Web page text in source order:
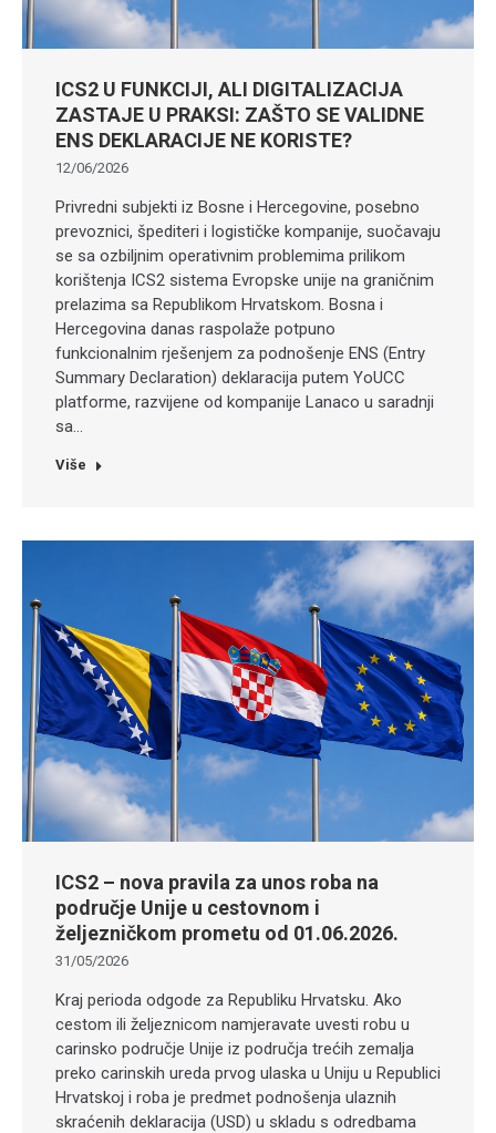
ICS2 U FUNKCIJI, ALI DIGITALIZACIJA
ZASTAJE U PRAKSI: ZAŠTO SE VALIDNE
ENS DEKLARACIJE NE KORISTE?
12/06/2026
Privredni subjekti iz Bosne i Hercegovine, posebno
prevoznici, špediteri i logističke kompanije, suočavaju
se sa ozbiljnim operativnim problemima prilikom
korištenja ICS2 sistema Evropske unije na graničnim
prelazima sa Republikom Hrvatskom. Bosna i
Hercegovina danas raspolaže potpuno
funkcionalnim rješenjem za podnošenje ENS (Entry
Summary Declaration) deklaracija putem YoUCC
platforme, razvijene od kompanije Lanaco u saradnji
sa…
Više
ICS2 – nova pravila za unos roba na
područje Unije u cestovnom i
željezničkom prometu od 01.06.2026.
31/05/2026
Kraj perioda odgode za Republiku Hrvatsku. Ako
cestom ili željeznicom namjeravate uvesti robu u
carinsko područje Unije iz područja trećih zemalja
preko carinskih ureda prvog ulaska u Uniju u Republici
Hrvatskoj i roba je predmet podnošenja ulaznih
skraćenih deklaracija (USD) u skladu s odredbama